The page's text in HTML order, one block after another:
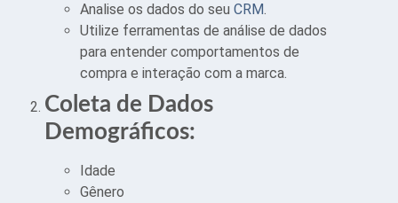
Analise os dados do seu CRM.
Utilize ferramentas de análise de dados
para entender comportamentos de
compra e interação com a marca.
Coleta de Dados
Demográficos:
Idade
Gênero